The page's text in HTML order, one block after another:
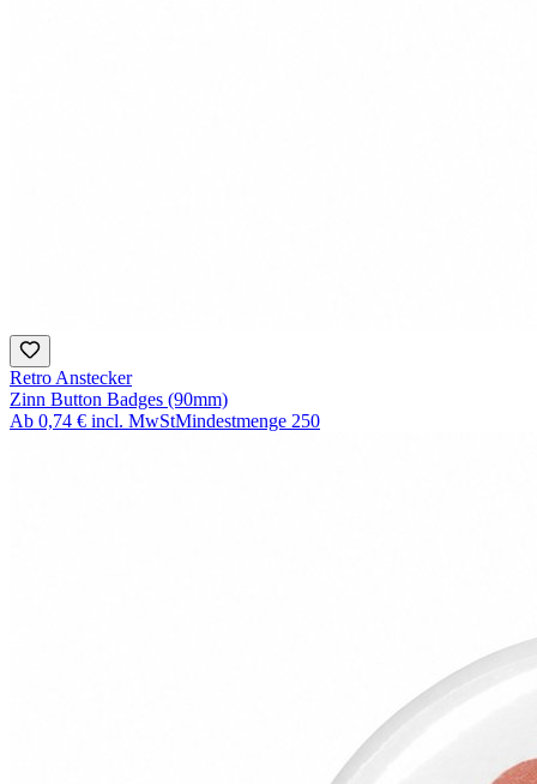
Retro Anstecker
Zinn Button Badges (90mm)
Ab 0,74 € incl. MwStMindestmenge 250